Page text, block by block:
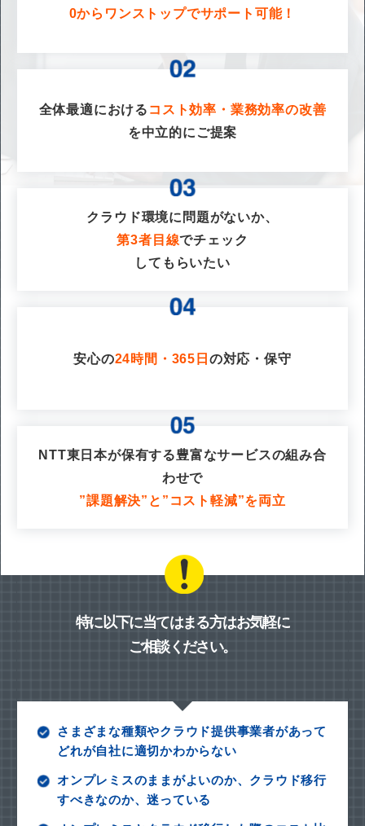
0からワンストップでサポート可能！
全体最適における コスト効率・業務効率の改善
を中立的にご提案
クラウド環境に問題がないか、
第3者目線でチェック
してもらいたい
安心の24時間・365日 の対応・保守
NTT東日本が保有する豊富なサービスの組み合
わせで
”課題解決”と”コスト軽減”を両立
特に以下に当てはまる方はお気軽に
ご相談ください。
さまざまな種類やクラウド提供事業者があって
どれが自社に適切かわからない
オンプレミスのままがよいのか、クラウド移行
すべきなのか、迷っている